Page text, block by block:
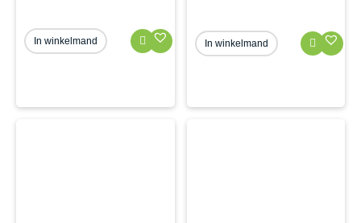
In winkelmand In winkelmand